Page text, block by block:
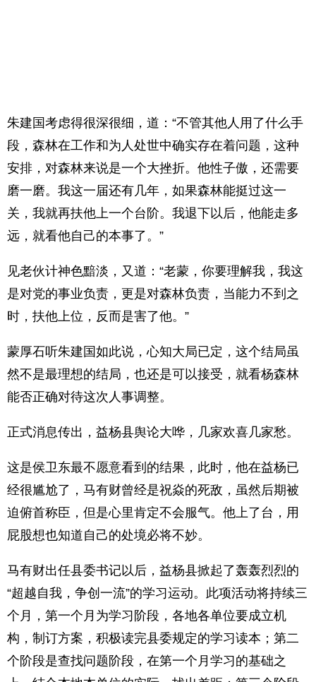
朱建国考虑得很深很细，道：“不管其他人用了什么手
段，森林在工作和为人处世中确实存在着问题，这种
安排，对森林来说是一个大挫折。他性子傲，还需要
磨一磨。我这一届还有几年，如果森林能挺过这一
关，我就再扶他上一个台阶。我退下以后，他能走多
远，就看他自己的本事了。”
见老伙计神色黯淡，又道：“老蒙，你要理解我，我这
是对党的事业负责，更是对森林负责，当能力不到之
时，扶他上位，反而是害了他。”
蒙厚石听朱建国如此说，心知大局已定，这个结局虽
然不是最理想的结局，也还是可以接受，就看杨森林
能否正确对待这次人事调整。
正式消息传出，益杨县舆论大哗，几家欢喜几家愁。
这是侯卫东最不愿意看到的结果，此时，他在益杨已
经很尴尬了，马有财曾经是祝焱的死敌，虽然后期被
迫俯首称臣，但是心里肯定不会服气。他上了台，用
屁股想也知道自己的处境必将不妙。
马有财出任县委书记以后，益杨县掀起了轰轰烈烈的
“超越自我，争创一流”的学习运动。此项活动将持续三
个月，第一个月为学习阶段，各地各单位要成立机
构，制订方案，积极读完县委规定的学习读本；第二
个阶段是查找问题阶段，在第一个月学习的基础之